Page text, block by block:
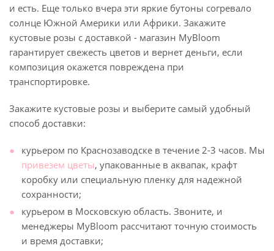
и есть. Еще только вчера эти яркие бутоны согревало
солнце Южной Америки или Африки. Закажите
кустовые розы с доставкой - магазин MyBloom
гарантирует свежесть цветов и вернет деньги, если
композиция окажется повреждена при
транспортировке.
Закажите кустовые розы и выберите самый удобный
способ доставки:
курьером по Краснозаводске в течение 2-3 часов. Мы
привезем цветы, упакованные в аквапак, крафт
коробку или специальную пленку для надежной
сохранности;
курьером в Московскую область. Звоните, и
менеджеры MyBloom рассчитают точную стоимость
и время доставки;